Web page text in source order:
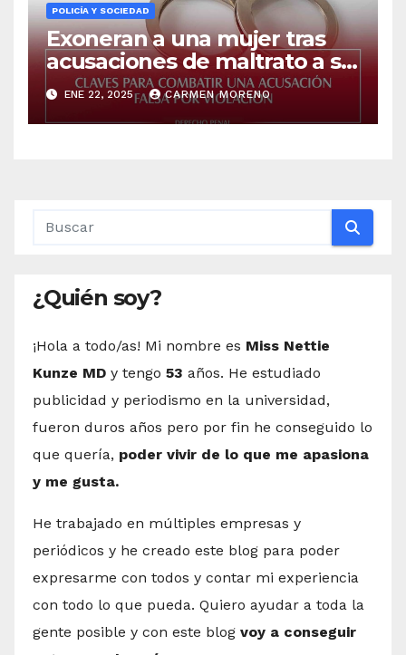
POLICÍA Y SOCIEDAD
Exoneran a una mujer tras
acusaciones de maltrato a su
pareja y a él tras ser acusado
de violación
ENE 22, 2025 CARMEN MORENO
¿Quién soy?
¡Hola a todo/as! Mi nombre es Miss Nettie
Kunze MD y tengo 53 años. He estudiado
publicidad y periodismo en la universidad,
fueron duros años pero por fin he conseguido lo
que quería, poder vivir de lo que me apasiona
y me gusta.
He trabajado en múltiples empresas y
periódicos y he creado este blog para poder
expresarme con todos y contar mi experiencia
con todo lo que pueda. Quiero ayudar a toda la
gente posible y con este blog voy a conseguir